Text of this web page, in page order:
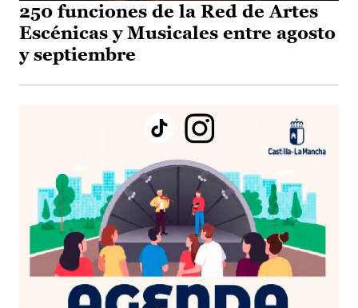
250 funciones de la Red de Artes
Escénicas y Musicales entre agosto
y septiembre